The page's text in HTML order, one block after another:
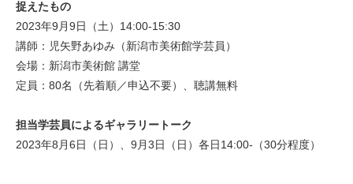
捉えたもの
2023年9月9日（土）14:00-15:30
講師：児矢野あゆみ（新潟市美術館学芸員）
会場：新潟市美術館 講堂
定員：80名（先着順／申込不要）、聴講無料
担当学芸員によるギャラリートーク
2023年8月6日（日）、9月3日（日）各日14:00-（30分程度）